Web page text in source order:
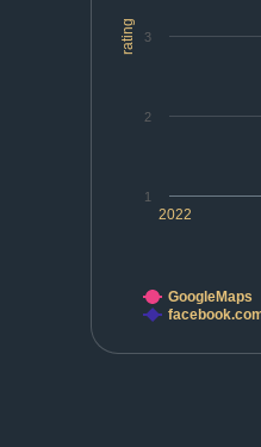
rating
2022
1
2
3
GoogleMaps